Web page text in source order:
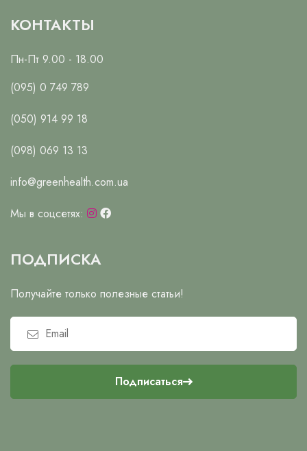
КОНТАКТЫ
Пн-Пт 9.00 - 18.00
(095) 0 749 789
(050) 914 99 18
(098) 069 13 13
info@greenhealth.com.ua
Мы в соцсетях:
ПОДПИСКА
Получайте только полезные статьи!
Подписаться